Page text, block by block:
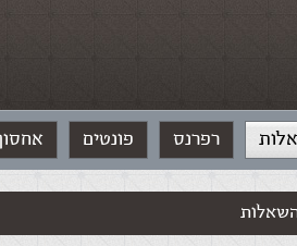
רפרנס פונטים